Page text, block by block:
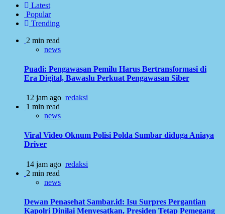
Latest
Popular
Trending
2 min read
news
Puadi: Pengawasan Pemilu Harus Bertransformasi di
Era Digital, Bawaslu Perkuat Pengawasan Siber
12 jam ago redaksi
1 min read
news
Viral Video Oknum Polisi Polda Sumbar diduga Aniaya
Driver
14 jam ago redaksi
2 min read
news
Dewan Penasehat Sambar.id: Isu Surpres Pergantian
Kapolri Dinilai Menyesatkan, Presiden Tetap Pemegang